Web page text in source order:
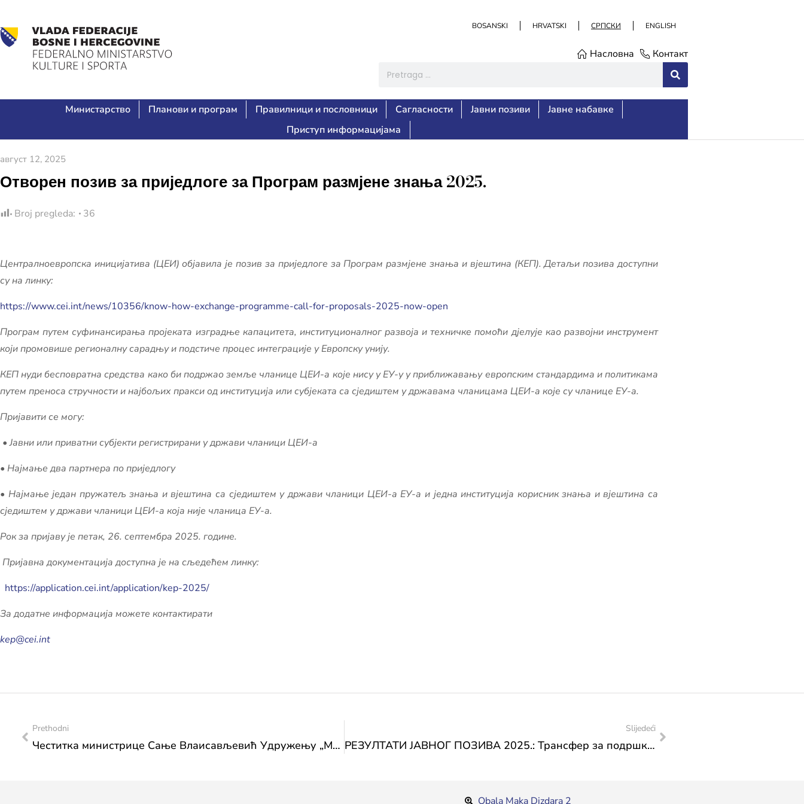
BOSANSKI HRVATSKI СРПСКИ ENGLISH
Насловна Контакт
Министарство Планови и програм Правилници и пословници Сагласности Јавни позиви
Јавне набавке
Приступ информацијама
август 12, 2025
Отворен позив за приједлоге за Програм размјене знања 2025.
Broj pregleda: 36
Централноевропска иницијатива (ЦЕИ) објавила је позив за приједлоге за Програм размјене знања и вјештина (КЕП). Детаљи позива доступни
су на линку:
https://www.cei.int/news/10356/know-how-exchange-programme-call-for-proposals-2025-now-open
Програм путем суфинансирања пројеката изградње капацитета, институционалног развоја и техничке помоћи дјелује као развојни инструмент
који промовише регионалну сарадњу и подстиче процес интеграције у Европску унију.
КЕП нуди бесповратна средства како би подржао земље чланице ЦЕИ-а које нису у ЕУ-у у приближавању европским стандардима и политикама
путем прeноса стручности и најбољих пракси од институција или субјеката са сједиштем у државама чланицама ЦЕИ-а које су чланице ЕУ-а.
Пријавити се могу:
• Јавни или приватни субјекти регистрирани у држави чланици ЦЕИ-а
• Најмање два партнера по приједлогу
• Најмање један пружатељ знања и вјештина са сједиштем у држави чланици ЦЕИ-а ЕУ-а и једна институција корисник знања и вјештина са
сједиштем у држави чланици ЦЕИ-а која није чланица ЕУ-а.
Рок за пријаву је петак, 26. септембра 2025. године.
Пријавна документација доступна је на сљедећем линку:
https://application.cei.int/application/kep-2025/
За додатне информација можете контактирати
kep@cei.int
Prethodni
Честитка министрице Сање Влаисављевић Удружењу „Маратхон“
Slijedeći
РЕЗУЛТАТИ ЈАВНОГ ПОЗИВА 2025.: Трансфер за подршку мобилности умјетника, Циклус 3.
Obala Maka Dizdara 2